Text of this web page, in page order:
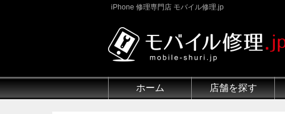
iPhone 修理専門店 モバイル修理.jp
ホーム 店舗を探す